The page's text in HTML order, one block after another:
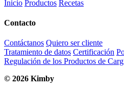
Inicio Productos Recetas
Contacto
Contáctanos Quiero ser cliente
Tratamiento de datos Certificación
Regulación de los Productos de
© 2026 Kimby